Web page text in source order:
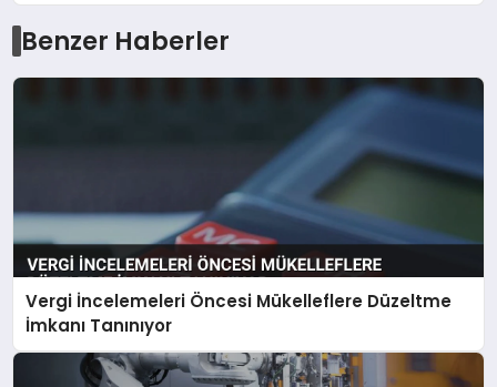
Benzer Haberler
Vergi İncelemeleri Öncesi Mükelleflere Düzeltme
İmkanı Tanınıyor